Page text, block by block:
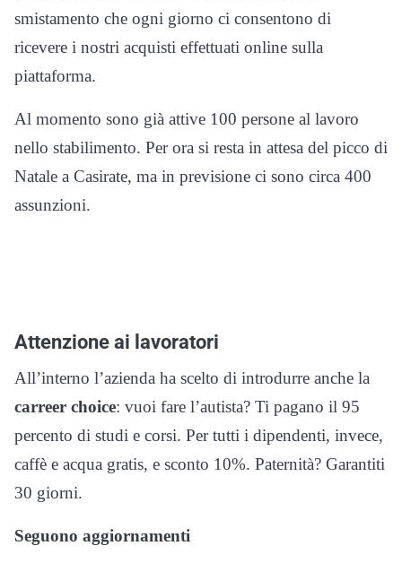
smistamento che ogni giorno ci consentono di
ricevere i nostri acquisti effettuati online sulla
piattaforma.
Al momento sono già attive 100 persone al lavoro
nello stabilimento. Per ora si resta in attesa del picco di
Natale a Casirate, ma in previsione ci sono circa 400
assunzioni.
Attenzione ai lavoratori
All’interno l’azienda ha scelto di introdurre anche la
carreer choice: vuoi fare l’autista? Ti pagano il 95
percento di studi e corsi. Per tutti i dipendenti, invece,
caffè e acqua gratis, e sconto 10%. Paternità? Garantiti
30 giorni.
Seguono aggiornamenti